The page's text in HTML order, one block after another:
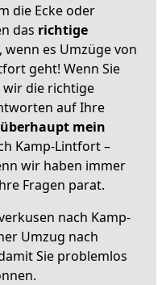
die Ecke oder
das richtige
wenn es Umzüge von
geht! Wenn Sie
wir die richtige
auf Ihre
mein
Kamp-Lintfort –
wir haben immer
Fragen parat.
nach Kamp-
Umzug nach
Sie problemlos